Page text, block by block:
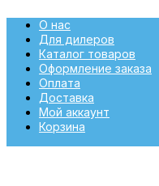
О нас
Для дилеров
Каталог товаров
Оформление заказа
Оплата
Доставка
Мой аккаунт
Корзина